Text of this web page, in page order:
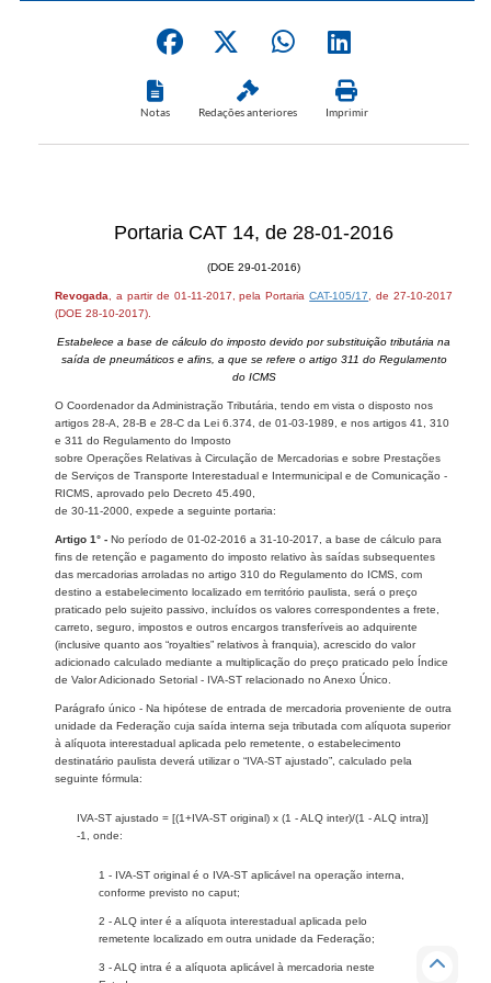
Notas Redações anteriores Imprimir
Portaria CAT 14, de 28-01-2016
(DOE 29-01-2016)
Revogada , a partir de 01-11-2017, pela PortariaCAT-105/17
, de 27-10-2017
(DOE 28-10-2017).
Estabelece a base de cálculo do imposto devido por substituição tributária na
saída de pneumáticos e afins, a que se refere o artigo 311 do Regulamento
do ICMS
O Coordenador da Administração Tributária, tendo em vista o disposto nos
artigos 28-A, 28-B e 28-C da Lei 6.374, de 01-03-1989, e nos artigos 41, 310
e 311 do Regulamento do Imposto
sobre Operações Relativas à Circulação de Mercadorias e sobre Prestações
de Serviços de Transporte Interestadual e Intermunicipal e de Comunicação -
RICMS, aprovado pelo Decreto 45.490,
de 30-11-2000, expede a seguinte portaria:
Artigo 1° - No período de 01-02-2016 a 31-10-2017, a base de cálculo para
fins de retenção e pagamento do imposto relativo às saídas subsequentes
das mercadorias arroladas no artigo 310 do Regulamento do ICMS, com
destino a estabelecimento localizado em território paulista, será o preço
praticado pelo sujeito passivo, incluídos os valores correspondentes a frete,
carreto, seguro, impostos e outros encargos transferíveis ao adquirente
(inclusive quanto aos “royalties” relativos à franquia), acrescido do valor
adicionado calculado mediante a multiplicação do preço praticado pelo Índice
de Valor Adicionado Setorial - IVA-ST relacionado no Anexo Único.
Parágrafo único - Na hipótese de entrada de mercadoria proveniente de outra
unidade da Federação cuja saída interna seja tributada com alíquota superior
à alíquota interestadual aplicada pelo remetente, o estabelecimento
destinatário paulista deverá utilizar o “IVA-ST ajustado”, calculado pela
seguinte fórmula:
IVA-ST ajustado = [(1+IVA-ST original) x (1 - ALQ inter)/(1 - ALQ intra)]
-1, onde:
1 - IVA-ST original é o IVA-ST aplicável na operação interna,
conforme previsto no caput;
2 - ALQ inter é a alíquota interestadual aplicada pelo
remetente localizado em outra unidade da Federação;
3 - ALQ intra é a alíquota aplicável à mercadoria neste